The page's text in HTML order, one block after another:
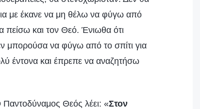
με έκανε να μη θέλω να φύγω από
πείσω και τον Θεό. Ένιωθα ότι
μπορούσα να φύγω από το σπίτι για
έντονα και έπρεπε να αναζητήσω
Θεός λέει: «Στον